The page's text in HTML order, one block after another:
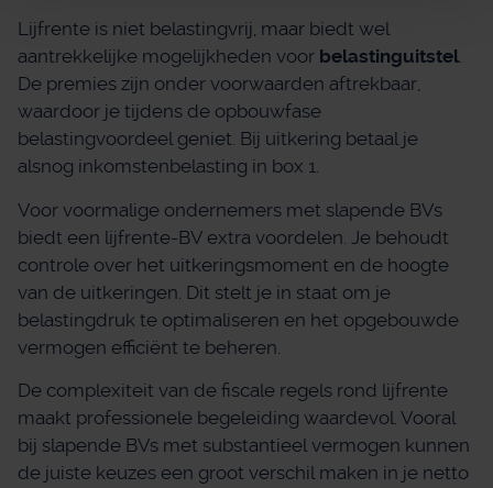
Lijfrente is niet belastingvrij, maar biedt wel
aantrekkelijke mogelijkheden voor belastinguitstel.
De premies zijn onder voorwaarden aftrekbaar,
waardoor je tijdens de opbouwfase
belastingvoordeel geniet. Bij uitkering betaal je
alsnog inkomstenbelasting in box 1.
Voor voormalige ondernemers met slapende BVs
biedt een lijfrente-BV extra voordelen. Je behoudt
controle over het uitkeringsmoment en de hoogte
van de uitkeringen. Dit stelt je in staat om je
belastingdruk te optimaliseren en het opgebouwde
vermogen efficiënt te beheren.
De complexiteit van de fiscale regels rond lijfrente
maakt professionele begeleiding waardevol. Vooral
bij slapende BVs met substantieel vermogen kunnen
de juiste keuzes een groot verschil maken in je netto